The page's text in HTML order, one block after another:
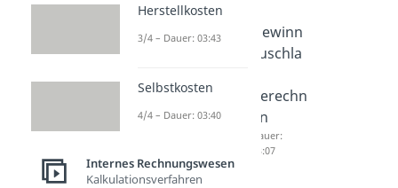
Vorwärt
Dauer:
Rückwä
Dauer:
Gewinn
zuschla
berechn
en
Dauer:
03:07
Herstellkosten
3/4 – Dauer: 03:43
Selbstkosten
4/4 – Dauer: 03:40
Internes Rechnungswesen
Kalkulationsverfahren